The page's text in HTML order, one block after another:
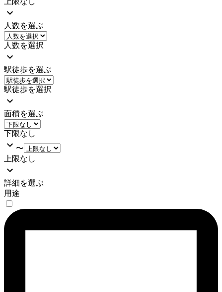
人数を選ぶ
人数を選択
駅徒歩を選ぶ
駅徒歩を選択
面積を選ぶ
下限なし
〜
上限なし
詳細を選ぶ
用途